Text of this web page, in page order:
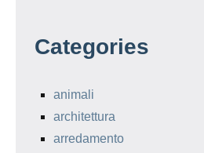
Categories
animali
architettura
arredamento